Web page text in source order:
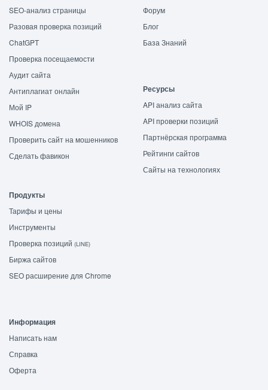
SEO-анализ страницы
Разовая проверка позиций
ChatGPT
Проверка посещаемости
Аудит сайта
Антиплагиат онлайн
Мой IP
WHOIS домена
Проверить сайт на мошенников
Сделать фавикон
Форум
Блог
База Знаний
Ресурсы
API анализ сайта
API проверки позиций
Партнёрская программа
Рейтинги сайтов
Сайты на технологиях
Продукты
Тарифы и цены
Инструменты
Проверка позиций (LINE)
Биржа сайтов
SEO расширение для Chrome
Информация
Написать нам
Справка
Оферта